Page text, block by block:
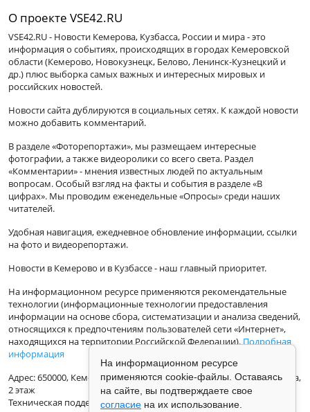
О проекте VSE42.RU
VSE42.RU - Новости Кемерова, Кузбасса, России и мира - это
информация о событиях, происходящих в городах Кемеровской
области (Кемерово, Новокузнецк, Белово, Ленинск-Кузнецкий и
др.) плюс выборка самых важных и интересных мировых и
российских новостей.
Новости сайта дублируются в социальных сетях. К каждой новости
можно добавить комментарий.
В разделе «Фоторепортажи», мы размещаем интересные
фотографии, а также видеоролики со всего света. Раздел
«Комментарии» - мнения известных людей по актуальным
вопросам. Особый взгляд на факты и события в разделе «В
цифрах». Мы проводим еженедельные «Опросы» среди наших
читателей.
Удобная навигация, ежедневное обновление информации, ссылки
на фото и видеорепортажи.
Новости в Кемерово и в Кузбассе - наш главный приоритет.
На информационном ресурсе применяются рекомендательные
технологии (информационные технологии предоставления
информации на основе сбора, систематизации и анализа сведений,
относящихся к предпочтениям пользователей сети «Интернет»,
находящихся на территории Российской Федерации).Подробная
информация
Адрес: 650000, Кемеровская Область, г.Кемерово, ул.Кузбасская 33а,
2 этаж
Техническая поддержка: support@vse42.ru
На информационном ресурсе
применяются cookie-файлы. Оставаясь
на сайте, вы подтверждаете свое
согласие на их использование.